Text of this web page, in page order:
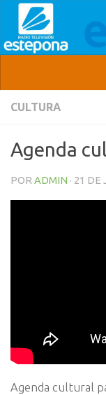
CULTURA
Agenda
POR ADMIN · 21 DE
Agenda cultural